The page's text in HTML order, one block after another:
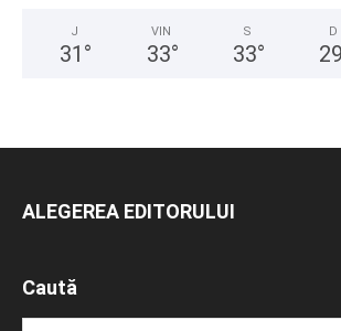
J
31 °
VIN
33°
S
33°
D
29
ALEGEREA EDITORULUI
Caută